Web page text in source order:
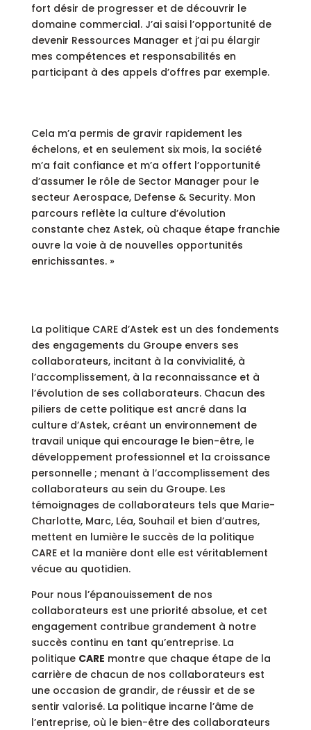
fort désir de progresser et de découvrir le
domaine commercial. J’ai saisi l’opportunité de
devenir Ressources Manager et j’ai pu élargir
mes compétences et responsabilités en
participant à des appels d’offres par exemple.
Cela m’a permis de gravir rapidement les
échelons, et en seulement six mois, la société
m’a fait confiance et m’a offert l’opportunité
d’assumer le rôle de Sector Manager pour le
secteur Aerospace, Defense & Security. Mon
parcours reflète la culture d’évolution
constante chez Astek, où chaque étape franchie
ouvre la voie à de nouvelles opportunités
enrichissantes. »
La politique CARE d’Astek est un des fondements
des engagements du Groupe envers ses
collaborateurs, incitant à la convivialité, à
l’accomplissement, à la reconnaissance et à
l’évolution de ses collaborateurs. Chacun des
piliers de cette politique est ancré dans la
culture d’Astek, créant un environnement de
travail unique qui encourage le bien-être, le
développement professionnel et la croissance
personnelle ; menant à l’accomplissement des
collaborateurs au sein du Groupe. Les
témoignages de collaborateurs tels que Marie-
Charlotte, Marc, Léa, Souhail et bien d’autres,
mettent en lumière le succès de la politique
CARE et la manière dont elle est véritablement
vécue au quotidien.
Pour nous l’épanouissement de nos
collaborateurs est une priorité absolue, et cet
engagement contribue grandement à notre
succès continu en tant qu’entreprise. La
politique CARE montre que chaque étape de la
carrière de chacun de nos collaborateurs est
une occasion de grandir, de réussir et de se
sentir valorisé. La politique incarne l’âme de
l’entreprise, où le bien-être des collaborateurs